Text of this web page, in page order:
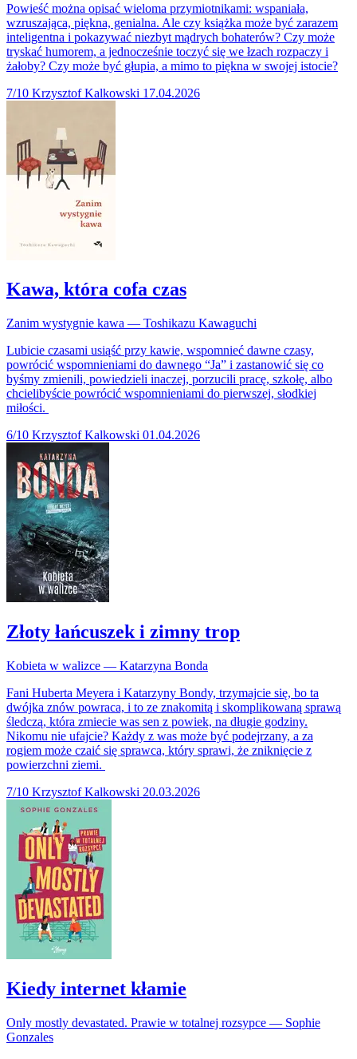
Powieść można opisać wieloma przymiotnikami: wspaniała,
wzruszająca, piękna, genialna. Ale czy książka może być zarazem
inteligentna i pokazywać niezbyt mądrych bohaterów? Czy może
tryskać humorem, a jednocześnie toczyć się we łzach rozpaczy i
żałoby? Czy może być głupia, a mimo to piękna w swojej istocie?
7/10 Krzysztof Kalkowski 17.04.2026
Kawa, która cofa czas
Zanim wystygnie kawa — Toshikazu Kawaguchi
Lubicie czasami usiąść przy kawie, wspomnieć dawne czasy,
powrócić wspomnieniami do dawnego “Ja” i zastanowić się co
byśmy zmienili, powiedzieli inaczej, porzucili pracę, szkołę, albo
chcielibyście powrócić wspomnieniami do pierwszej, słodkiej
miłości.
6/10 Krzysztof Kalkowski 01.04.2026
Złoty łańcuszek i zimny trop
Kobieta w walizce — Katarzyna Bonda
Fani Huberta Meyera i Katarzyny Bondy, trzymajcie się, bo ta
dwójka znów powraca, i to ze znakomitą i skomplikowaną sprawą
śledczą, która zmiecie was sen z powiek, na długie godziny.
Nikomu nie ufajcie? Każdy z was może być podejrzany, a za
rogiem może czaić się sprawca, który sprawi, że zniknięcie z
powierzchni ziemi.
7/10 Krzysztof Kalkowski 20.03.2026
Kiedy internet kłamie
Only mostly devastated. Prawie w totalnej rozsypce — Sophie
Gonzales